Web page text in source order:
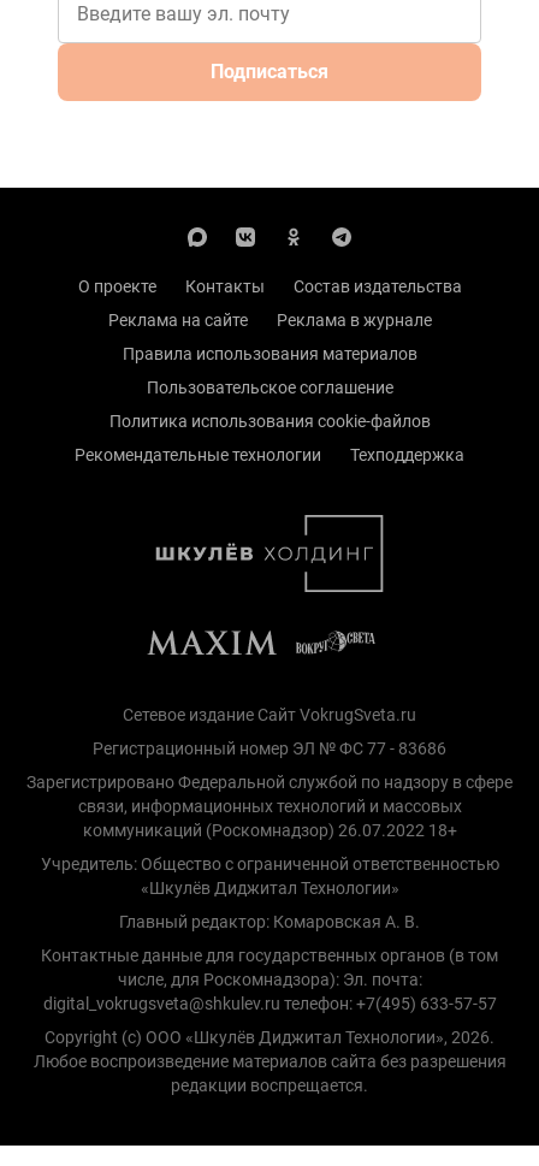
Подписаться
О проекте Контакты
Состав издательства
Реклама на сайте
Реклама в журнале
Правила использования материалов
Пользовательское соглашение
Политика использования cookie-файлов
Рекомендательные технологии
Техподдержка
Сетевое издание Сайт VokrugSveta.ru
Регистрационный номер ЭЛ № ФС 77 - 83686
Зарегистрировано Федеральной службой по надзору в сфере
связи, информационных технологий и массовых
коммуникаций (Роскомнадзор) 26.07.2022 18+
Учредитель: Общество с ограниченной ответственностью
«Шкулёв Диджитал Технологии»
Главный редактор: Комаровская А. В.
Контактные данные для государственных органов (в том
числе, для Роскомнадзора): Эл. почта:
digital_vokrugsveta@shkulev.ru телефон: +7(495) 633-57-57
Copyright (с) ООО «Шкулёв Диджитал Технологии», 2026.
Любое воспроизведение материалов сайта без разрешения
редакции воспрещается.